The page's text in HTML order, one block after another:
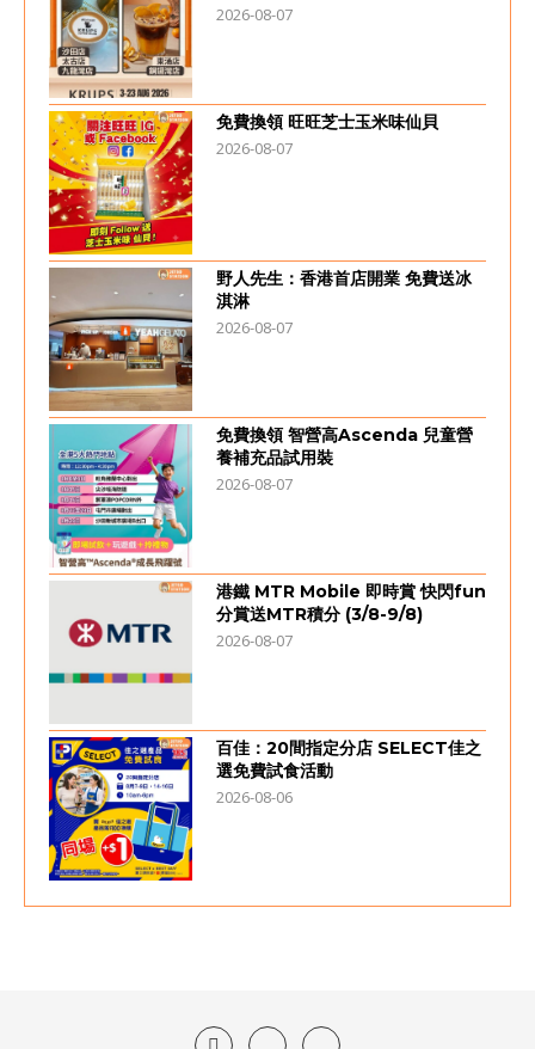
2026-08-07
免費換領 旺旺芝士玉米味仙貝
2026-08-07
野人先生：香港首店開業 免費送冰
淇淋
2026-08-07
免費換領 智營高Ascenda 兒童營
養補充品試用裝
2026-08-07
港鐵 MTR Mobile 即時賞 快閃fun
分賞送MTR積分 (3/8-9/8)
2026-08-07
百佳：20間指定分店 SELECT佳之
選免費試食活動
2026-08-06